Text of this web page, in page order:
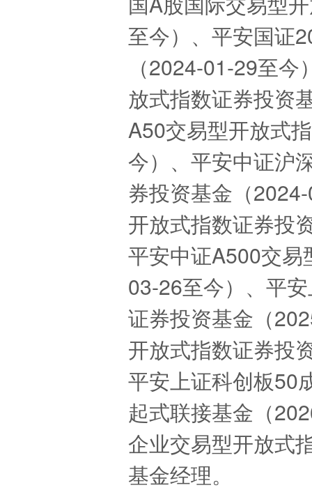
至今）、平安国证
（2024-01-29至
放式指数证券投资
A50交易型开放式
今）、平安中证沪
券投资基金（
开放式指数证券投
平安中证A500交
03-26至今）、平
证券投资基金（
开放式指数证券投
平安上证科创板50
起式联接基金（
企业交易型开放式
基金经理。